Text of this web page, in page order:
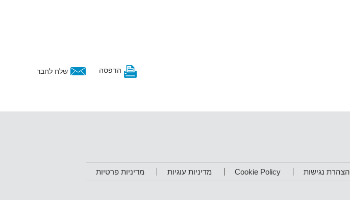
שלח לחבר הדפסה
הצהרת נגישות Cookie Policy מדיניות עוגיות מדיניות פרטיות